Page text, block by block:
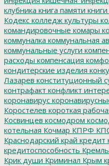
клубника книга памяти книги
Кодекс колледж культуры
командировочные комары
коммуналка коммунальная
коммунальные услуги
расходы компенсация
кондитерские изделия
Лазарев конституционный
контрафакт конфликт
коронавирус
Коростелев короткая
Косвинцев космодром
котельная Кочмар КПРФ
Краснодарский край кредит
кредитоспособность Кремль
Крик души Криминал Крым